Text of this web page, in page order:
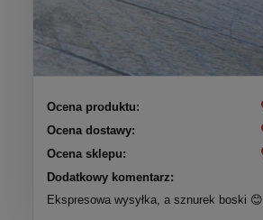
Ocena produktu:
Ocena dostawy:
Ocena sklepu:
Dodatkowy komentarz:
Ekspresowa wysyłka, a sznurek boski 😊